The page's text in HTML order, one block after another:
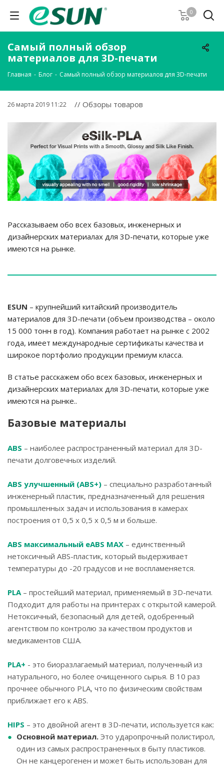
0
Самый полный обзор
материалов для 3D-печати
Главная - Блог - Самый полный обзор материалов для 3D-печати
26 марта 2019 11:22 // Обзоры товаров
Рассказываем обо всех базовых, инженерных и
дизайнерских материалах для 3D-печати, которые уже
имеются на рынке.
ESUN – крупнейший китайский производитель
материалов для 3D-печати (объем производства – около
15 000 тонн в год). Компания работает на рынке с 2002
года, имеет международные сертификаты качества и
широкое портфолио продукции премиум класса.
В статье расскажем обо всех базовых, инженерных и
дизайнерских материалах для 3D-печати, которые уже
имеются на рынке..
Базовые материалы
ABS – наиболее распространенный материал для 3D-
печати долговечных изделий.
ABS улучшенный (ABS+) – специально разработанный
инженерный пластик, предназначенный для решения
промышленных задач и использования в камерах
построения от 0,5 х 0,5 х 0,5 м и больше.
ABS максимальный eABS MAX – единственный
нетоксичный ABS-пластик, который выдерживает
температуры до -20 градусов и не воспламеняется.
PLA – простейший материал, применяемый в 3D-печати.
Подходит для работы на принтерах с открытой камерой.
Нетоксичный, безопасный для детей, одобренный
агентством по контролю за качеством продуктов и
медикаментов США.
PLA+ - это биоразлагаемый материал, полученный из
натурального, но более очищенного сырья. В 10 раз
прочнее обычного PLA, что по физическим свойствам
приближает его к ABS.
HIPS – это двойной агент в 3D-печати, используется как:
Основной материал. Это ударопрочный полистирол,
один из самых распространенных в быту пластиков.
Он не канцерогенен и может быть использован для